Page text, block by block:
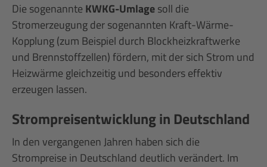
Die sogenannte KWKG-Umlagesoll die
Stromerzeugung der sogenannten Kraft-Wärme-
Kopplung (zum Beispiel durch Blockheizkraftwerke
und Brennstoffzellen) fördern, mit der sich Strom und
Heizwärme gleichzeitig und besonders effektiv
erzeugen lassen.
Strompreisentwicklung in Deutschland
In den vergangenen Jahren haben sich die
Strompreise in Deutschland deutlich verändert. Im